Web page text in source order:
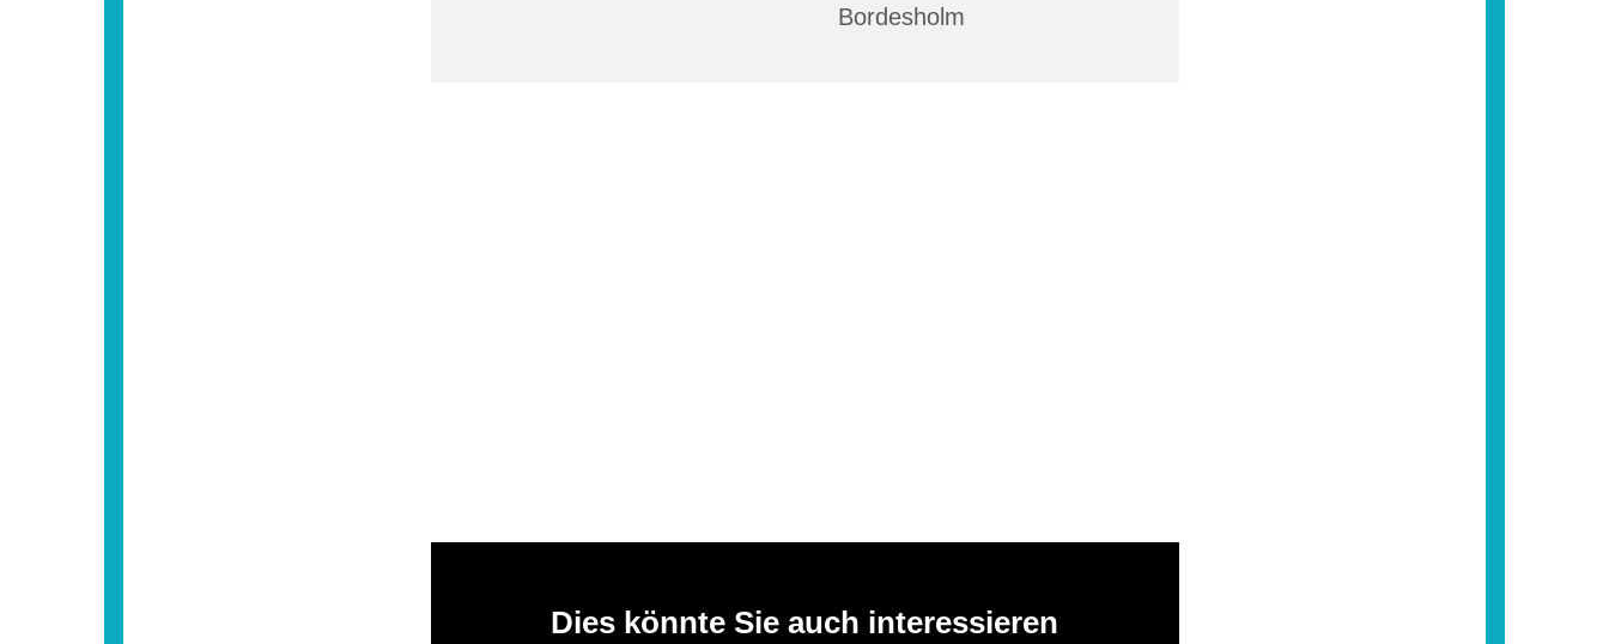
Bordesholm
Dies könnte Sie auch interessieren